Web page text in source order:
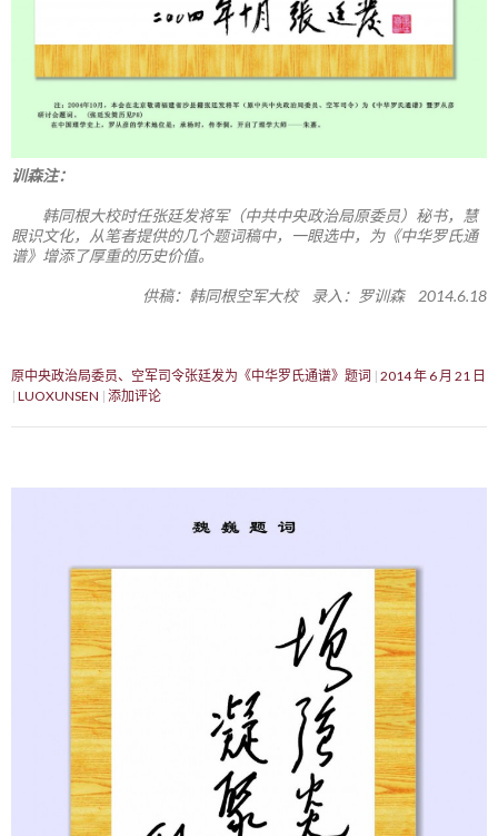
训森注：
韩同根大校时任张廷发将军（中共中央政治局原委员）秘书，慧
眼识文化，从笔者提供的几个题词稿中，一眼选中，为《中华罗氏通
谱》增添了厚重的历史价值。
供稿：韩同根空军大校 录入：罗训森 2014.6.18
原中央政治局委员、空军司令张廷发为《中华罗氏通谱》题词 2014 年 6 月 21 日
LUOXUNSEN 添加评论